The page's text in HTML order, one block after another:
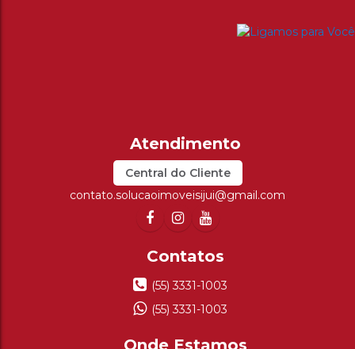
Central do Cliente
contato.solucaoimoveisijui@gmail.com
(55) 3331-1003
(55) 3331-1003